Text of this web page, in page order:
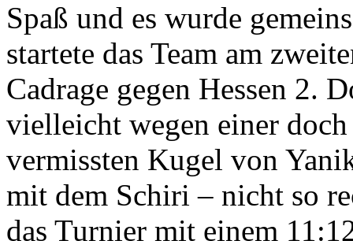
Spaß und es wurde
startete das Team am
Cadrage gegen Hessen 2.
vielleicht wegen einer
vermissten Kugel von
mit dem Schiri – nicht so
das Turnier mit einem